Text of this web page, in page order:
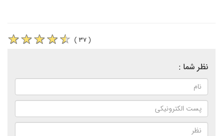
( ۳۷ )
نظر شما :